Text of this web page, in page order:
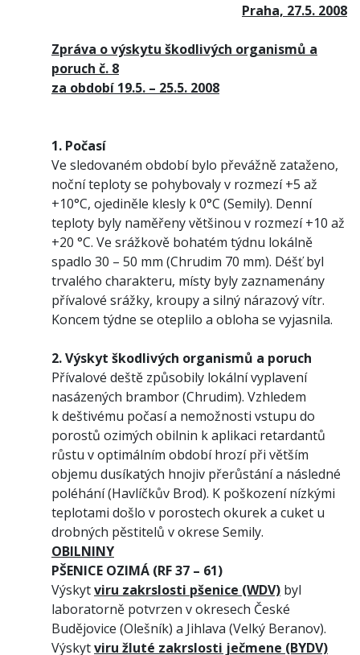
Praha, 27.5. 2008
Zpráva o výskytu škodlivých organismů a
poruch č. 8
za období 19.5. – 25.5. 2008
1. Počasí
Ve sledovaném období bylo převážně zataženo,
noční teploty se pohybovaly v rozmezí +5 až
+10°C, ojediněle klesly k 0°C (Semily). Denní
teploty byly naměřeny většinou v rozmezí +10 až
+20 °C. Ve srážkově bohatém týdnu lokálně
spadlo 30 – 50 mm (Chrudim 70 mm). Déšť byl
trvalého charakteru, místy byly zaznamenány
přívalové srážky, kroupy a silný nárazový vítr.
Koncem týdne se oteplilo a obloha se vyjasnila.
2. Výskyt škodlivých organismů a poruch
Přívalové deště způsobily lokální vyplavení
nasázených brambor (Chrudim). Vzhledem
k deštivému počasí a nemožnosti vstupu do
porostů ozimých obilnin k aplikaci retardantů
růstu v optimálním období hrozí při větším
objemu dusíkatých hnojiv přerůstání a následné
poléhání (Havlíčkův Brod). K poškození nízkými
teplotami došlo v porostech okurek a cuket u
drobných pěstitelů v okrese Semily.
OBILNINY
PŠENICE OZIMÁ (RF 37 – 61)
Výskytviru zakrslosti pšenice (WDV) byl
laboratorně potvrzen v okresech České
Budějovice (Olešník) a Jihlava (Velký Beranov).
Výskytviru žluté zakrslosti ječmene (BYDV)